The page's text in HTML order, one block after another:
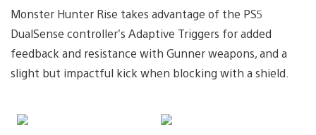
Monster Hunter Rise takes advantage of the PS5
DualSense controller’s Adaptive Triggers for added
feedback and resistance with Gunner weapons, and a
slight but impactful kick when blocking with a shield.